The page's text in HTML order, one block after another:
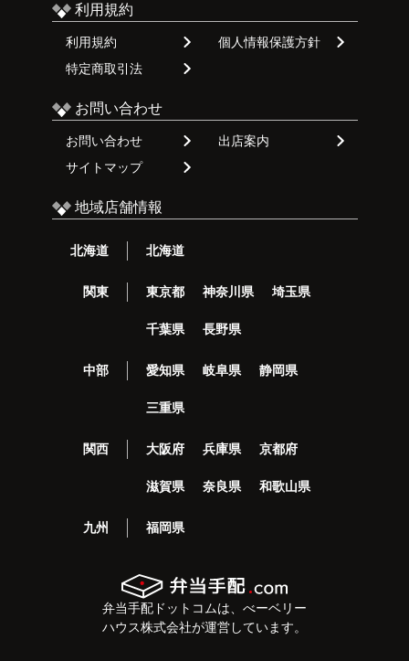
利用規約
利用規約
個人情報保護方針
特定商取引法
お問い合わせ
お問い合わせ
出店案内
サイトマップ
地域店舗情報
北海道 北海道
関東 東京都 神奈川県 埼玉県
千葉県 長野県
中部 愛知県 岐阜県 静岡県
三重県
関西 大阪府 兵庫県 京都府
滋賀県 奈良県 和歌山県
九州 福岡県
弁当手配ドットコムは、べーベリー
ハウス株式会社が運営しています。